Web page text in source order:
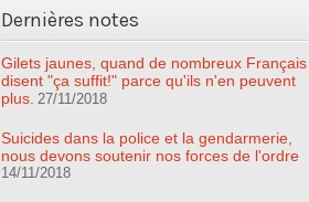
Dernières notes
Gilets jaunes, quand de nombreux Français
disent "ça suffit!" parce qu'ils n'en peuvent
plus. 27/11/2018
Suicides dans la police et la gendarmerie,
nous devons soutenir nos forces de l'ordre
14/11/2018